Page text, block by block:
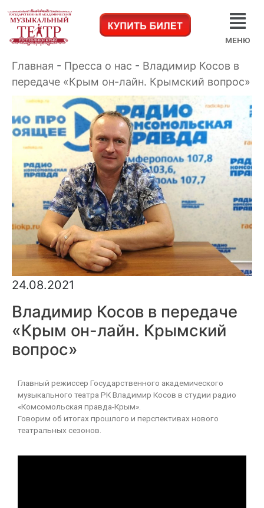
МЕНЮ
Главная - Пресса о нас - Владимир Косов в
передаче «Крым он-лайн. Крымский вопрос»
24.08.2021
Владимир Косов в передаче
«Крым он-лайн. Крымский
вопрос»
Главный режиссер Государственного академического
музыкального театра РК Владимир Косов в студии радио
«Комсомольская правда-Крым».
Говорим об итогах прошлого и перспективах нового
театральных сезонов.